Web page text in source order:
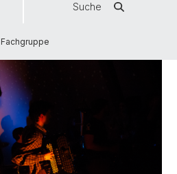
Suche
Fachgruppe